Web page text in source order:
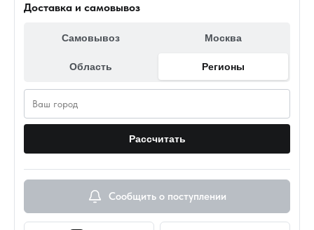
Доставка и самовывоз
Самовывоз Москва
Область Регионы
Рассчитать
Сообщить о поступлении